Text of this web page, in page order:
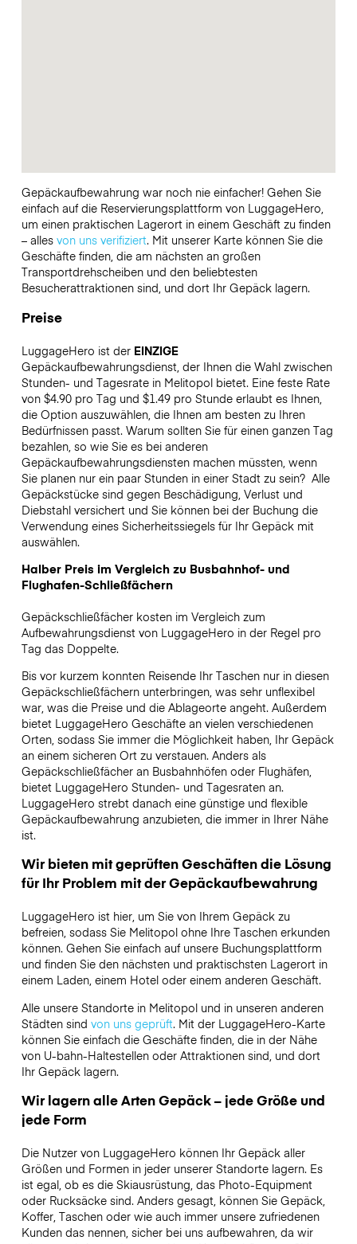
Gepäckaufbewahrung war noch nie einfacher! Gehen Sie
einfach auf die Reservierungsplattform von LuggageHero,
um einen praktischen Lagerort in einem Geschäft zu finden
– alles von uns verifiziert. Mit unserer Karte können Sie die
Geschäfte finden, die am nächsten an großen
Transportdrehscheiben und den beliebtesten
Besucherattraktionen sind, und dort Ihr Gepäck lagern.
Preise
LuggageHero ist der EINZIGE
Gepäckaufbewahrungsdienst, der Ihnen die Wahl zwischen
Stunden- und Tagesrate in Melitopol bietet. Eine feste Rate
von $4.90 pro Tag und $1.49 pro Stunde erlaubt es Ihnen,
die Option auszuwählen, die Ihnen am besten zu Ihren
Bedürfnissen passt. Warum sollten Sie für einen ganzen Tag
bezahlen, so wie Sie es bei anderen
Gepäckaufbewahrungsdiensten machen müssten, wenn
Sie planen nur ein paar Stunden in einer Stadt zu sein? Alle
Gepäckstücke sind gegen Beschädigung, Verlust und
Diebstahl versichert und Sie können bei der Buchung die
Verwendung eines Sicherheitssiegels für Ihr Gepäck mit
auswählen.
Halber Preis im Vergleich zu Busbahnhof- und
Flughafen-Schließfächern
Gepäckschließfächer kosten im Vergleich zum
Aufbewahrungsdienst von LuggageHero in der Regel pro
Tag das Doppelte.
Bis vor kurzem konnten Reisende Ihr Taschen nur in diesen
Gepäckschließfächern unterbringen, was sehr unflexibel
war, was die Preise und die Ablageorte angeht. Außerdem
bietet LuggageHero Geschäfte an vielen verschiedenen
Orten, sodass Sie immer die Möglichkeit haben, Ihr Gepäck
an einem sicheren Ort zu verstauen. Anders als
Gepäckschließfächer an Busbahnhöfen oder Flughäfen,
bietet LuggageHero Stunden- und Tagesraten an.
LuggageHero strebt danach eine günstige und flexible
Gepäckaufbewahrung anzubieten, die immer in Ihrer Nähe
ist.
Wir bieten mit geprüften Geschäften die Lösung
für Ihr Problem mit der Gepäckaufbewahrung
LuggageHero ist hier, um Sie von Ihrem Gepäck zu
befreien, sodass Sie Melitopol ohne Ihre Taschen erkunden
können. Gehen Sie einfach auf unsere Buchungsplattform
und finden Sie den nächsten und praktischsten Lagerort in
einem Laden, einem Hotel oder einem anderen Geschäft.
Alle unsere Standorte in Melitopol und in unseren anderen
Städten sind von uns geprüft. Mit der LuggageHero-Karte
können Sie einfach die Geschäfte finden, die in der Nähe
von U-bahn-Haltestellen oder Attraktionen sind, und dort
Ihr Gepäck lagern.
Wir lagern alle Arten Gepäck – jede Größe und
jede Form
Die Nutzer von LuggageHero können Ihr Gepäck aller
Größen und Formen in jeder unserer Standorte lagern. Es
ist egal, ob es die Skiausrüstung, das Photo-Equipment
oder Rucksäcke sind. Anders gesagt, können Sie Gepäck,
Koffer, Taschen oder wie auch immer unsere zufriedenen
Kunden das nennen, sicher bei uns aufbewahren, da wir